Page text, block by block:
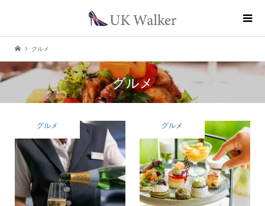
グルメ
グルメ
グルメ グルメ